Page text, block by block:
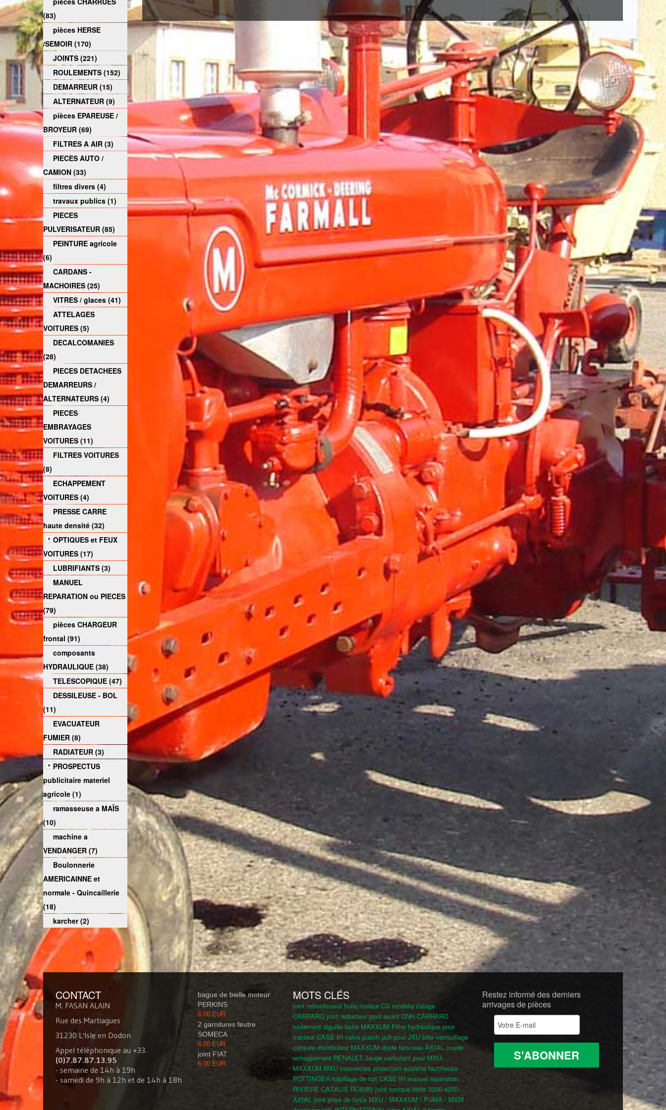
(83)
pièces HERSE
/SEMOIR (170)
JOINTS (221)
ROULEMENTS (152)
DEMARREUR (15)
ALTERNATEUR (9)
pièces EPAREUSE /
BROYEUR (69)
FILTRES A AIR (3)
PIECES AUTO /
CAMION (33)
filtres divers (4)
travaux publics (1)
PIECES
PULVERISATEUR (85)
PEINTURE agricole
(6)
CARDANS -
MACHOIRES (25)
VITRES / glaces (41)
ATTELAGES
VOITURES (5)
DECALCOMANIES
(28)
PIECES DETACHEES
DEMARREURS /
ALTERNATEURS (4)
PIECES
EMBRAYAGES
VOITURES (11)
FILTRES VOITURES
(8)
ECHAPPEMENT
VOITURES (4)
PRESSE CARRE
haute densité (32)
OPTIQUES et FEUX
VOITURES (17)
LUBRIFIANTS (3)
MANUEL
REPARATION ou PIECES
(79)
pièces CHARGEUR
frontal (91)
composants
HYDRAULIQUE (38)
TELESCOPIQUE (47)
DESSILEUSE - BOL
(11)
EVACUATEUR
FUMIER (8)
RADIATEUR (3)
PROSPECTUS
publicitaire materiel
agricole (1)
ramasseuse a MAÏS
(10)
machine a
VENDANGER (7)
Boulonnerie
AMERICAINNE et
normale - Quincaillerie
(18)
karcher (2)
CONTACT
M. FASAN ALAIN
Rue des Martiagues
31230 L'Isle en Dodon
Appel téléphonique au +33.
(0)7.87.87.13.95
- semaine de 14h à 19h
- samedi de 9h à 12h et de 14h à 18h
bague de bielle moteur
PERKINS
6.00 EUR
2 garnitures feutre
SOMECA
6.00 EUR
joint FIAT
6.00 EUR
MOTS CLÉS
joint refroidisseur huile moteur CS rondelle calage
CARRARO joint reducteur pont avant CNH CARRARO
roulement aiguille boite MAXXUM Filtre hydraulique pour
tracteur CASE IH valve pusch pull pour JXU bille verrouillage
console distributeur MAXXUM diode faisceau AXIAL coude
echappement RENAULT Jauge carburant pour MXU-
MAXXUM MXU couvercles protection assiette faucheuse
POTTINGER habillage de toit CASE IH manuel reparation
RIVIERE CAZALIS RC8080 joint torrique boite 3200-4200-
AXIAL joint prise de force MXU / MAXXUM / PUMA / MXM
Restez informé des derniers
arrivages de pièces